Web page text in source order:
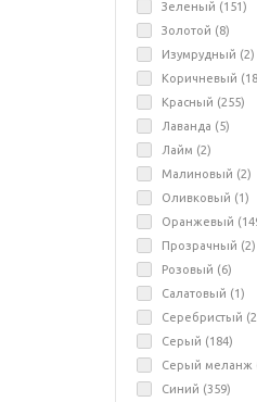
Зеленый (151)
Золотой (8)
Изумрудный (2)
Коричневый (18
Красный (255)
Лаванда (5)
Лайм (2)
Малиновый (2)
Оливковый (1)
Оранжевый (
Прозрачный (2)
Розовый (6)
Салатовый (1)
Серебристый (
Серый (184)
Серый меланж
Синий (359)